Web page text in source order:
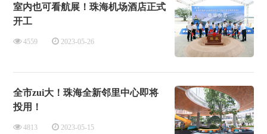
室内也可看航展！珠海机场酒店正式
开工
4559 2023-05-26
全市zui大！珠海全新邻里中心即将
投用！
4813 2023-05-15